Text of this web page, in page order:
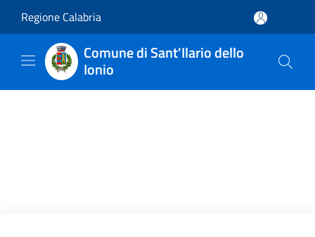
Regione Calabria
Comune di Sant'Ilario dello
Ionio